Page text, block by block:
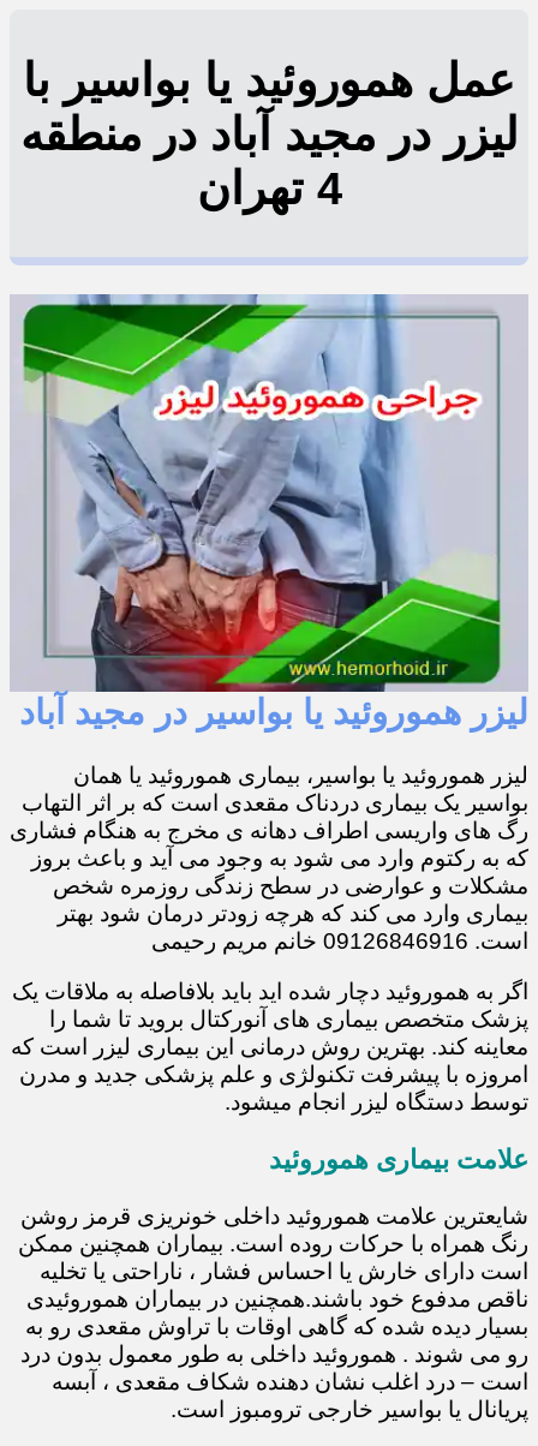
عمل هموروئید یا بواسیر با
لیزر در مجید آباد در منطقه
4 تهران
لیزر هموروئید یا بواسیر در مجید آباد
لیزر هموروئید یا بواسیر، بیماری هموروئید یا همان
بواسیر یک بیماری دردناک مقعدی است که بر اثر التهاب
رگ های واریسی اطراف دهانه ی مخرج به هنگام فشاری
که به رکتوم وارد می شود به وجود می آید و باعث بروز
مشکلات و عوارضی در سطح زندگی روزمره شخص
بیماری وارد می کند که هرچه زودتر درمان شود بهتر
است. 09126846916 خانم مریم رحیمی
اگر به هموروئید دچار شده اید باید بلافاصله به ملاقات یک
پزشک متخصص بیماری های آنورکتال بروید تا شما را
معاینه کند. بهترین روش درمانی این بیماری لیزر است که
امروزه با پیشرفت تکنولژی و علم پزشکی جدید و مدرن
توسط دستگاه لیزر انجام میشود.
علامت بیماری هموروئید
شایعترین علامت هموروئید داخلی خونریزی قرمز روشن
رنگ همراه با حرکات روده است. بیماران همچنین ممکن
است دارای خارش یا احساس فشار ، ناراحتی یا تخلیه
ناقص مدفوع خود باشند.همچنین در بیماران هموروئیدی
بسیار دیده شده که گاهی اوقات با تراوش مقعدی رو به
رو می شوند . هموروئید داخلی به طور معمول بدون درد
است – درد اغلب نشان دهنده شکاف مقعدی ، آبسه
پریانال یا بواسیر خارجی ترومبوز است.